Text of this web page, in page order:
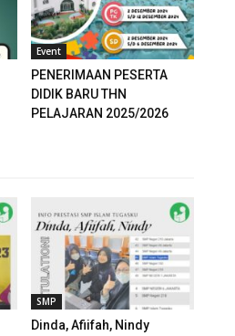
Event
PENERIMAAN PESERTA
DIDIK BARU THN
PELAJARAN 2025/2026
SMP
Dinda, Afiifah, Nindy